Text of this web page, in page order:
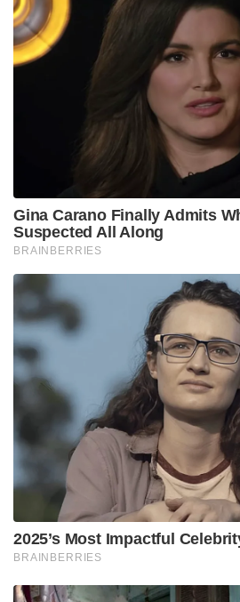
Gina Carano Finally Admits
Suspected All Along
BRAINBERRIES
2025’s Most Impactful
BRAINBERRIES